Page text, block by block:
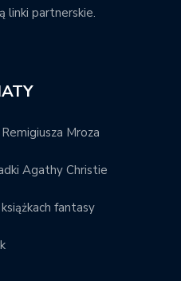
linki partnerskie.
Mroza
Agathy Christie
fantasy